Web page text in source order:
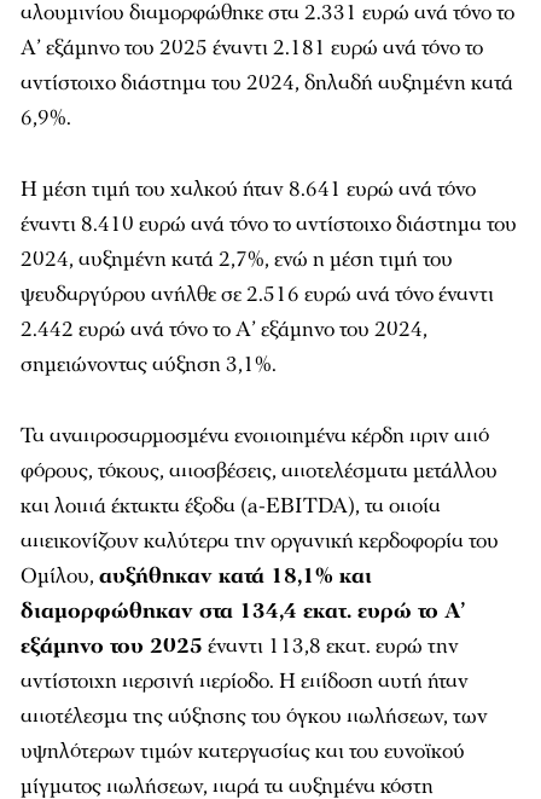
αλουμινίου διαμορφώθηκε στα 2.331 ευρώ ανά τόνο το
Α’ εξάμηνο του 2025 έναντι 2.181 ευρώ ανά τόνο το
αντίστοιχο διάστημα του 2024, δηλαδή αυξημένη κατά
6,9%.
Η μέση τιμή του χαλκού ήταν 8.641 ευρώ ανά τόνο
έναντι 8.410 ευρώ ανά τόνο το αντίστοιχο διάστημα του
2024, αυξημένη κατά 2,7%, ενώ η μέση τιμή του
ψευδαργύρου ανήλθε σε 2.516 ευρώ ανά τόνο έναντι
2.442 ευρώ ανά τόνο το Α’ εξάμηνο του 2024,
σημειώνοντας αύξηση 3,1%.
Τα αναπροσαρμοσμένα ενοποιημένα κέρδη πριν από
φόρους, τόκους, αποσβέσεις, αποτελέσματα μετάλλου
και λοιπά έκτακτα έξοδα (a-EBITDA), τα οποία
απεικονίζουν καλύτερα την οργανική κερδοφορία του
Ομίλου, αυξήθηκαν κατά 18,1% και
διαμορφώθηκαν στα 134,4 εκατ. ευρώ το Α’
εξάμηνο του 2025 έναντι 113,8 εκατ. ευρώ την
αντίστοιχη περσινή περίοδο. Η επίδοση αυτή ήταν
αποτέλεσμα της αύξησης του όγκου πωλήσεων, των
υψηλότερων τιμών κατεργασίας και του ευνοϊκού
μίγματος πωλήσεων, παρά τα αυξημένα κόστη